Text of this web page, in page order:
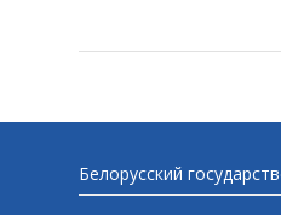
Белорусский